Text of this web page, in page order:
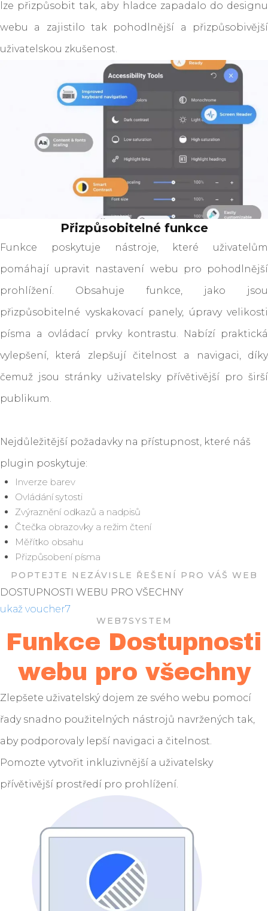
lze přizpůsobit tak, aby hladce zapadalo do designu
webu a zajistilo tak pohodlnější a přizpůsobivější
uživatelskou zkušenost.
Přizpůsobitelné funkce
Funkce poskytuje nástroje, které uživatelům
pomáhají upravit nastavení webu pro pohodlnější
prohlížení. Obsahuje funkce, jako jsou
přizpůsobitelné vyskakovací panely, úpravy velikosti
písma a ovládací prvky kontrastu. Nabízí praktická
vylepšení, která zlepšují čitelnost a navigaci, díky
čemuž jsou stránky uživatelsky přívětivější pro širší
publikum.
Nejdůležitější požadavky na přístupnost, které náš
plugin poskytuje:
Inverze barev
Ovládání sytosti
Zvýraznění odkazů a nadpisů
Čtečka obrazovky a režim čtení
Měřítko obsahu
Přizpůsobení písma
POPTEJTE NEZÁVISLE ŘEŠENÍ PRO VÁŠ WEB
DOSTUPNOSTI WEBU PRO VŠECHNY
ukaž voucher7
WEB7SYSTEM
Funkce Dostupnosti
webu pro všechny
Zlepšete uživatelský dojem ze svého webu pomocí
řady snadno použitelných nástrojů navržených tak,
aby podporovaly lepší navigaci a čitelnost.
Pomozte vytvořit inkluzivnější a uživatelsky
přívětivější prostředí pro prohlížení.